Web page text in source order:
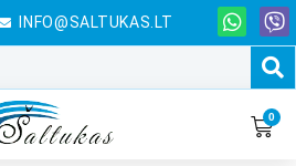
INFO@SALTUKAS.LT
0